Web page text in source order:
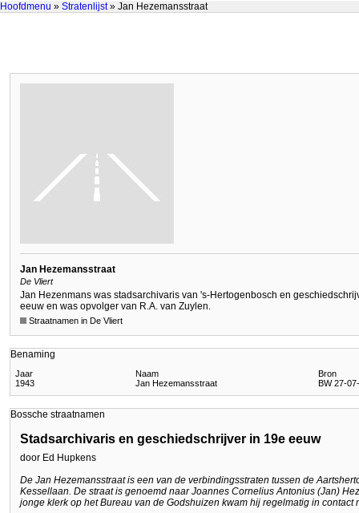
Hoofdmenu » Stratenlijst» Jan Hezemansstraat
Jan Hezemansstraat
De Vliert
Jan Hezenmans was stadsarchivaris van 's-Hertogenbosch en
eeuw en was opvolger van R.A. van Zuylen.
Straatnamen in De Vliert
Benaming
Jaar Naam
Bron
1943
Jan Hezemansstraat BW 27-
Bossche straatnamen
Stadsarchivaris en geschiedschrijver in 19e eeuw
door Ed Hupkens
De Jan Hezemansstraat is een van de verbindingsstraten tussen de
Kessellaan. De straat is genoemd naar Joannes Cornelius Antonius (Jan)
jonge klerk op het Bureau van de Godshuizen kwam hij regelmatig in contact